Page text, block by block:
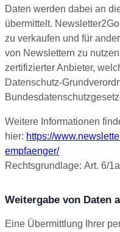
Daten werden dabei an
übermittelt.
zu verkaufen und für
von Newslettern zu
zertifizierter Anbieter,
Datenschutz-
Weitere Informationen
hier: https://
empfaenger/
Rechtsgrundlage: Art. 6/
Weitergabe von Daten
Eine Übermittlung Ihrer